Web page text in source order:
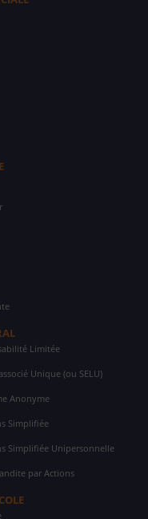
Limitée
Unique (ou SELU)
Anonyme
Simplifiée
Simplifiée Unipersonnelle
par Actions